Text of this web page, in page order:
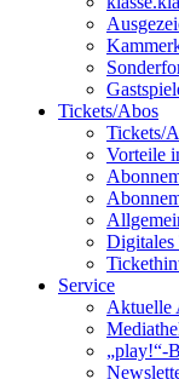
Tickets/Abos
Tickets/
Vorteile
Digitales
Service
Aktuelle
„play!“-